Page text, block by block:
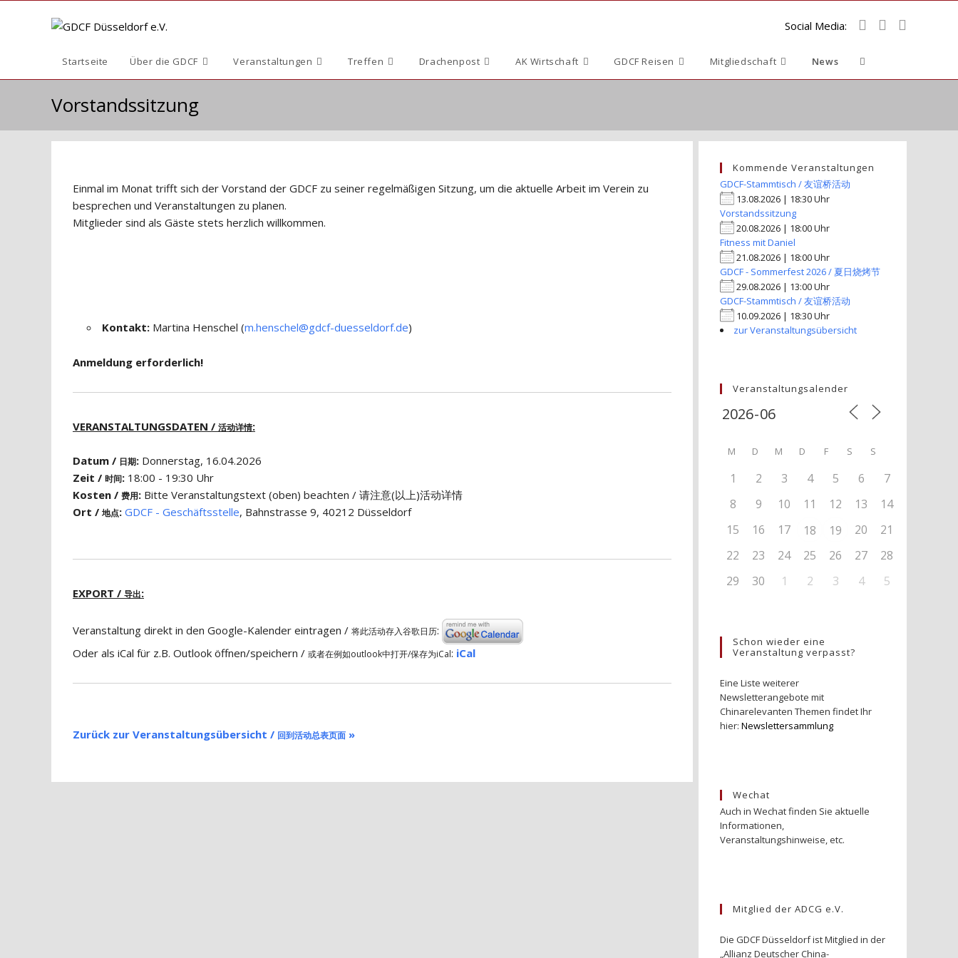
Social Media:
Startseite Über die GDCF Veranstaltungen Treffen Drachenpost AK Wirtschaft GDCF Reisen Mitgliedschaft News Website-
umschalten
Vorstandssitzung
Einmal im Monat trifft sich der Vorstand der GDCF zu seiner regelmäßigen Sitzung, um die aktuelle Arbeit im Verein zu
besprechen und Veranstaltungen zu planen.
Mitglieder sind als Gäste stets herzlich willkommen.
Kontakt: Martina Henschel (m.henschel@gdcf-duesseldorf.de)
Anmeldung erforderlich!
VERANSTALTUNGSDATEN / 活动详情:
Datum / 日期: Donnerstag, 16.04.2026
Zeit / 时间: 18:00 - 19:30 Uhr
Kosten / 费用: Bitte Veranstaltungstext (oben) beachten / 请注意(以上)活动详情
Ort / 地点: GDCF - Geschäftsstelle, Bahnstrasse 9, 40212 Düsseldorf
EXPORT / 导出:
Veranstaltung direkt in den Google-Kalender eintragen / 将此活动存入谷歌日历:
Oder als iCal für z.B. Outlook öffnen/speichern / 或者在例如outlook中打开/保存为iCal: iCal
Zurück zur Veranstaltungsübersicht / 回到活动总表页面 »
Kommende Veranstaltungen
GDCF-Stammtisch / 友谊桥活动
13.08.2026 | 18:30 Uhr
Vorstandssitzung
20.08.2026 | 18:00 Uhr
Fitness mit Daniel
21.08.2026 | 18:00 Uhr
GDCF - Sommerfest 2026 / 夏日烧烤节
29.08.2026 | 13:00 Uhr
GDCF-Stammtisch / 友谊桥活动
10.09.2026 | 18:30 Uhr
zur Veranstaltungsübersicht
Veranstaltungsalender
M D M D F S S
1 2 3 4 5 6
7
8
9 10 11 12 13
14
15
16 17 18 19 20
21
22
23 24 25 26 27
28
29
30 1 2 3 4 5
Schon wieder eine
Veranstaltung verpasst?
Eine Liste weiterer
Newsletterangebote mit
Chinarelevanten Themen findet Ihr
hier: Newslettersammlung
Wechat
Auch in Wechat finden Sie aktuelle
Informationen,
Veranstaltungshinweise, etc.
Mitglied der ADCG e.V.
Die GDCF Düsseldorf ist Mitglied in der
„Allianz Deutscher China-